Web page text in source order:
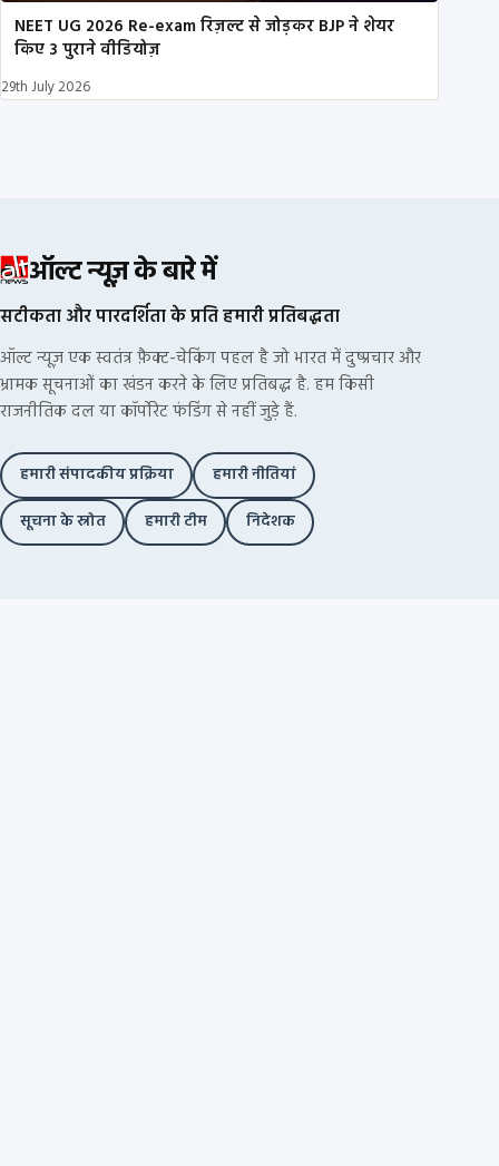
NEET UG 2026 Re-exam रिज़ल्ट से जोड़कर BJP ने शेयर
किए 3 पुराने वीडियोज़
29th July 2026
ऑल्ट न्यूज़ के बारे में
सटीकता और पारदर्शिता के प्रति हमारी प्रतिबद्धता
ऑल्ट न्यूज़ एक स्वतंत्र फ़ैक्ट-चेकिंग पहल है जो भारत में दुष्प्रचार और
भ्रामक सूचनाओं का खंडन करने के लिए प्रतिबद्ध है. हम किसी
राजनीतिक दल या कॉर्पोरेट फंडिंग से नहीं जुड़े हैं.
हमारी संपादकीय प्रक्रिया
हमारी नीतियां
सूचना के स्रोत
हमारी टीम निदेशक